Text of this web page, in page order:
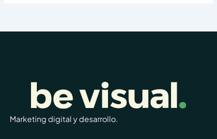
Marketing digital y desarrollo.